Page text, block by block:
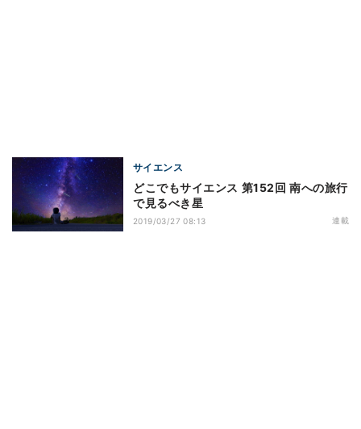
サイエンス
どこでもサイエンス 第152回 南への旅行
で見るべき星
2019/03/27 08:13 連載